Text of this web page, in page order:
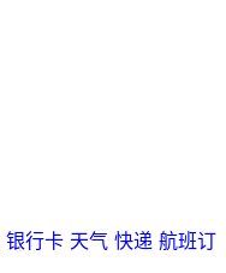
银行卡 天气 快递 航班订